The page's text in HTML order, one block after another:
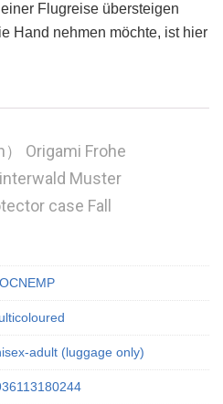
Flugreise übersteigen
Hand nehmen möchte, ist hier
） Origami Frohe
Muster
case Fall
adult (luggage only)